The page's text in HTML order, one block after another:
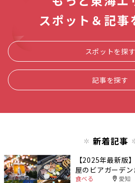
スポット＆記事
スポットを探す
記事を探す
新着記事
【2025年最新版
屋のビアガーデン
食べる 愛知